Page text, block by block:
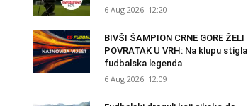
6 Aug 2026. 12:20
BIVŠI ŠAMPION CRNE GORE ŽELI
POVRATAK U VRH: Na klupu stigla
fudbalska legenda
6 Aug 2026. 12:09